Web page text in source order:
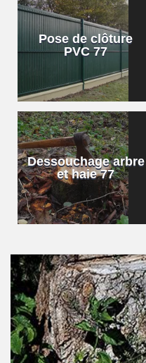
Pose de clôture
PVC 77
Dessouchage arbre
et haie 77